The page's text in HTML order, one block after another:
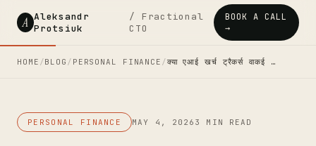
A Aleksandr
Protsiuk
/ Fractional
CTO
BOOK A CALL
→
HOME /BLOG / PERSONAL FINANCE /क्या एआई खर्च ट्रैकर्स वाकई …
PERSONAL FINANCE MAY 4, 2026 3 MIN READ